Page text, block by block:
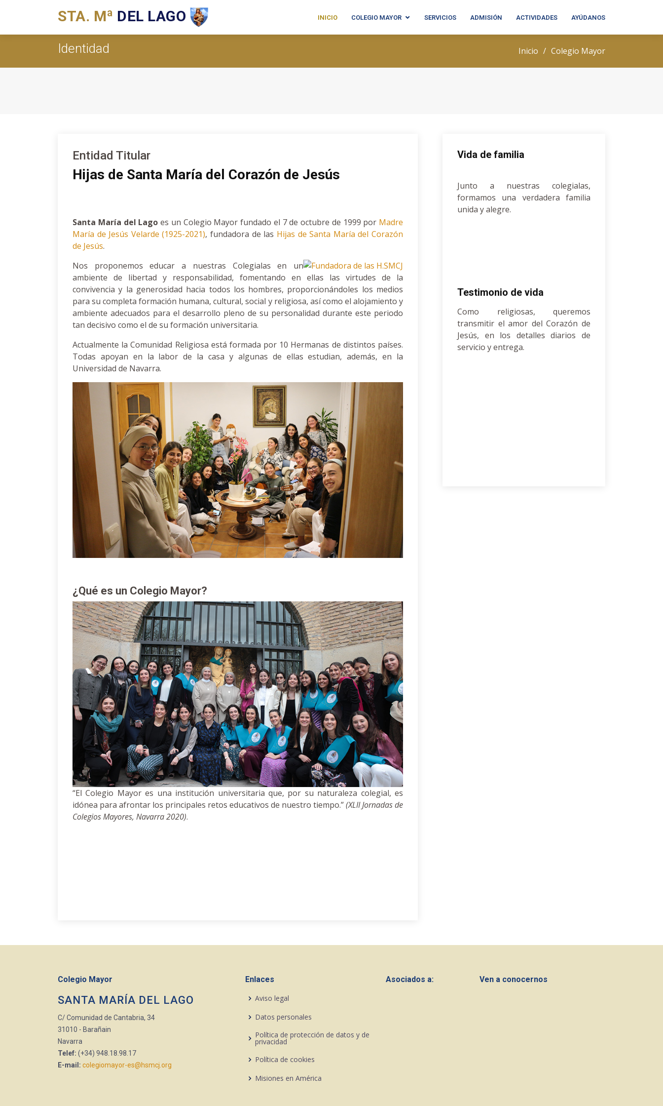
STA. Mª DEL LAGO INICIO COLEGIO MAYOR SERVICIOS ADMISIÓN ACTIVIDADES AYÚDANOS
Identidad Inicio Colegio Mayor
Entidad Titular
Hijas de Santa María del Corazón de Jesús
Santa María del Lago es un Colegio Mayor fundado el 7 de octubre de 1999 por Madre
María de Jesús Velarde (1925-2021), fundadora de las Hijas de Santa María del Corazón
de Jesús.
Nos proponemos educar a nuestras Colegialas en un
ambiente de libertad y responsabilidad, fomentando en ellas las virtudes de la
convivencia y la generosidad hacia todos los hombres, proporcionándoles los medios
para su completa formación humana, cultural, social y religiosa, así como el alojamiento y
ambiente adecuados para el desarrollo pleno de su personalidad durante este periodo
tan decisivo como el de su formación universitaria.
Actualmente la Comunidad Religiosa está formada por 10 Hermanas de distintos países.
Todas apoyan en la labor de la casa y algunas de ellas estudian, además, en la
Universidad de Navarra.
¿Qué es un Colegio Mayor?
“El Colegio Mayor es una institución universitaria que, por su naturaleza colegial, es
idónea para afrontar los principales retos educativos de nuestro tiempo.”(XLII Jornadas de
Colegios Mayores, Navarra 2020).
Vida de familia
Junto a nuestras colegialas,
formamos una verdadera familia
unida y alegre.
Testimonio de vida
Como religiosas, queremos
transmitir el amor del Corazón de
Jesús, en los detalles diarios de
servicio y entrega.
Colegio Mayor
SANTA MARÍA DEL LAGO
C/ Comunidad de Cantabria, 34
31010 - Barañain
Navarra
Telef: (+34) 948.18.98.17
E-mail: colegiomayor-es@hsmcj.org
Enlaces
Aviso legal
Datos personales
Política de protección de datos y de
privacidad
Política de cookies
Misiones en América
Asociados a: Ven a conocernos